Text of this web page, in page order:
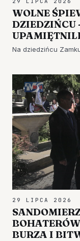
WOLNE
DZIEDZIŃCU
Na dziedzińcu
29 LIPCA 2026
BURZA I